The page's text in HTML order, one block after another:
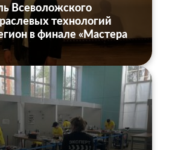
Всеволожского
технологий
в финале «Мастера